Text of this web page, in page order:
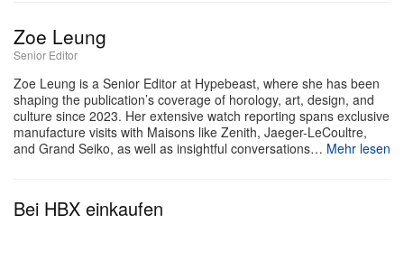
Krone und einen verschraubten Gehäuseboden, um
eine ernstzunehmende Wasserdichtigkeit von 300
Metern zu erreichen. Ab sofort erhältlich in Seiko
Boutiquenund bei autorisierten Fachhändlern – die
Prospex Marinemaster SLA079J1 wird zu einem
Verkaufspreis von 2.900 US-Dollar angeboten.
Zoe Leung
Senior Editor
Zoe Leung is a Senior Editor at Hypebeast, where she has been
shaping the publication’s coverage of horology, art, design, and
culture since 2023. Her extensive watch reporting spans exclusive
manufacture visits with Maisons like Zenith, Jaeger-LeCoultre,
and Grand Seiko, as well as insightful conversations… Mehr lesen
Bei HBX einkaufen